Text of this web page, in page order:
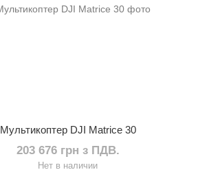
Мультикоптер DJI Matrice 30
203 676 грн з ПДВ.
Нет в наличии